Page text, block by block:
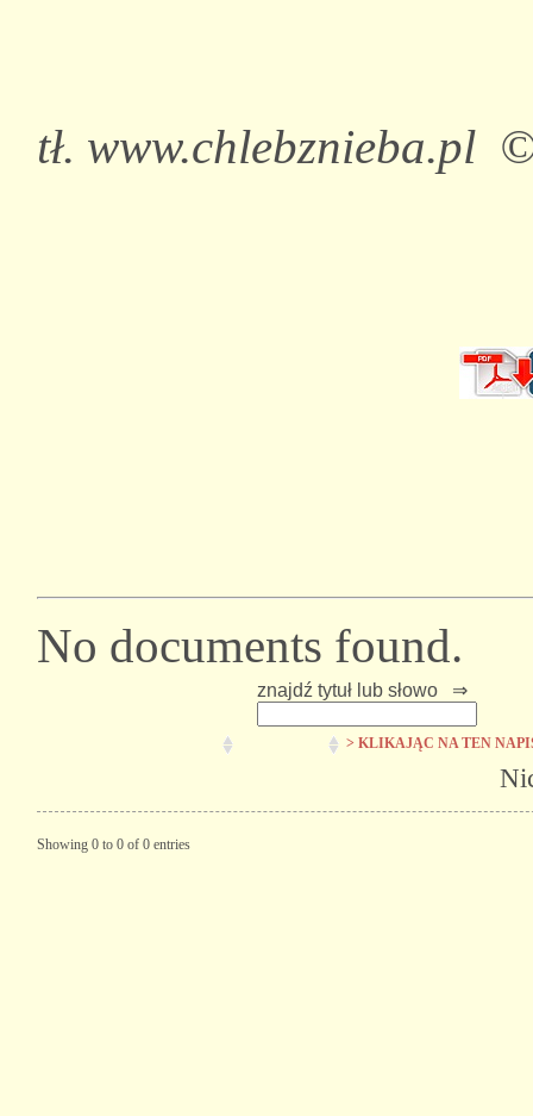
tł. www.chlebznieba.pl
No documents found.
znajdź tytuł lub słowo ⇒
> KLIKAJĄC NA TEN
Showing 0 to 0 of 0 entries